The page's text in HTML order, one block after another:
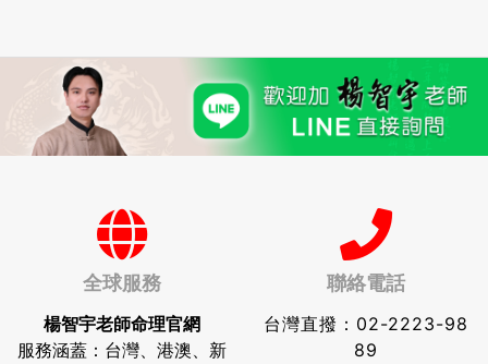
全球服務
楊智宇老師命理官網
服務涵蓋：台灣、港澳、新
聯絡電話
台灣直撥： 02-2223-98
89